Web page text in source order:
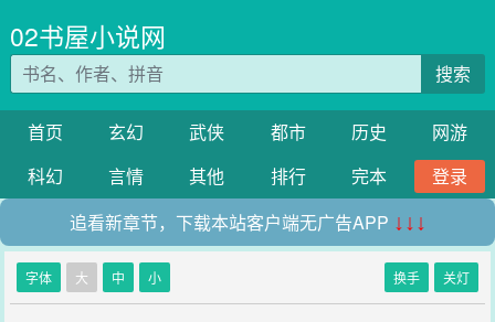
02书屋小说网
搜索
首页 玄幻 武侠 都市 历史
网游
科幻
言情 其他 排行 完本
登录
追看新章节，下载本站客户端无广告APP ↓↓↓
字体 大 中 小 换手 关灯